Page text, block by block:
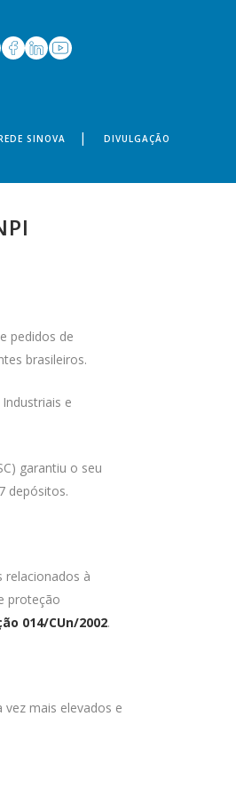
SINOVA DIVULGAÇÃO
pedidos de
brasileiros.
e
garantiu o seu
depósitos.
relacionados à
proteção
014/CUn/2002.
mais elevados e